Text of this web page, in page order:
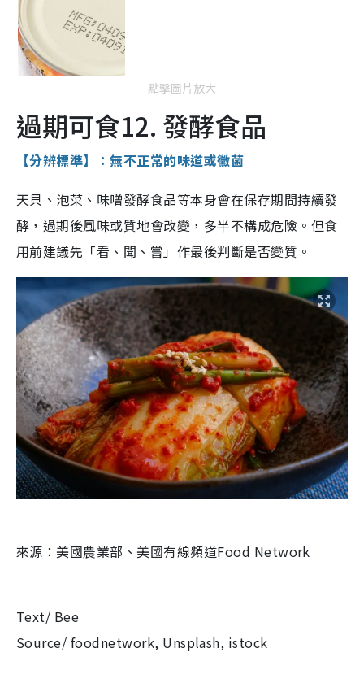
點擊圖片放大
過期可食12. 發酵食品
【分辨標準】：無不正常的味道或黴菌
天貝、泡菜、味噌發酵食品等本身會在保存期間持續發
酵，過期後風味或質地會改變，多半不構成危險。但食
用前建議先「看、聞、嘗」作最後判斷是否變質。
來源：美國農業部、美國有線頻道Food Network
Text/ Bee
Source/ foodnetwork, Unsplash, istock